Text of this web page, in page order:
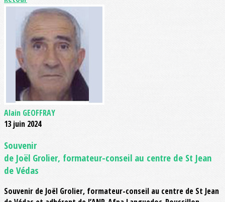
Alain GEOFFRAY
13 juin 2024
Souvenir
de Joël Grolier, formateur-conseil au centre de St Jean
de Védas
Souvenir de Joël Grolier, formateur-conseil au centre de St Jean